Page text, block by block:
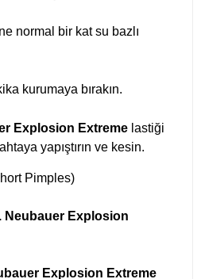
normal bir kat su bazlı
kurumaya bırakın.
Explosion Extreme lastiği
yapıştırın ve kesin.
Pimples)
Neubauer Explosion
Explosion Extreme